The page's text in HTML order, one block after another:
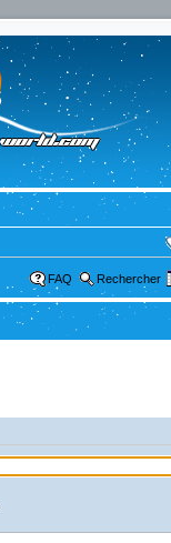
FAQ Rechercher